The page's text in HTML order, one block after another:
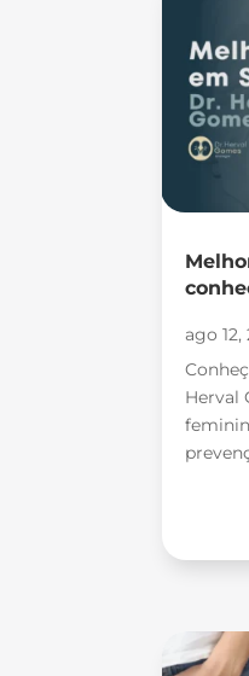
ago 12,
Herval